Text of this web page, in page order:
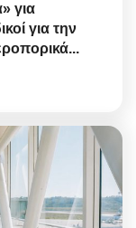
για
για την